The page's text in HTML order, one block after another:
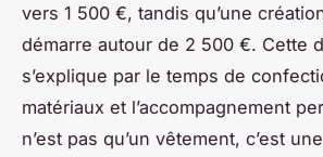
vers 1 500 €, tandis qu’une
démarre autour de 2 500 €. Cette
s’explique par le temps de
matériaux et l’accompagnement
n’est pas qu’un vêtement, c’est